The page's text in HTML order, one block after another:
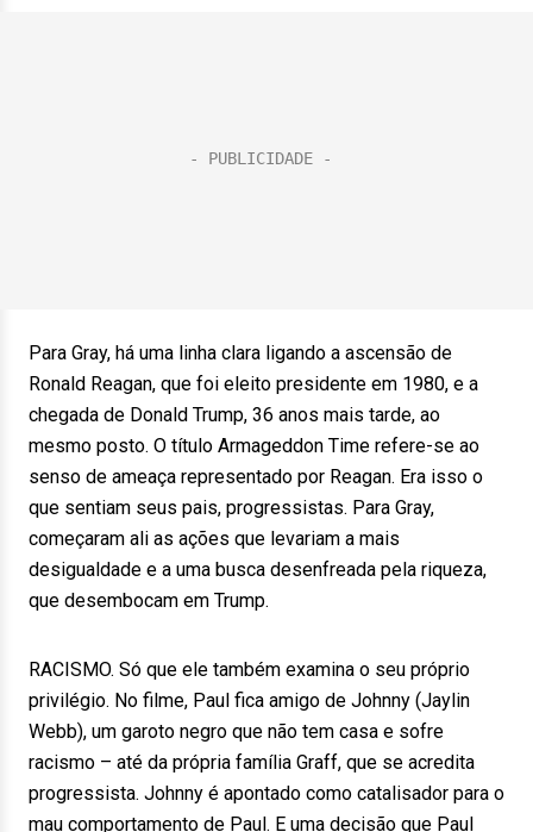
Para Gray, há uma linha clara ligando a ascensão de
Ronald Reagan, que foi eleito presidente em 1980, e a
chegada de Donald Trump, 36 anos mais tarde, ao
mesmo posto. O título Armageddon Time refere-se ao
senso de ameaça representado por Reagan. Era isso o
que sentiam seus pais, progressistas. Para Gray,
começaram ali as ações que levariam a mais
desigualdade e a uma busca desenfreada pela riqueza,
que desembocam em Trump.
RACISMO. Só que ele também examina o seu próprio
privilégio. No filme, Paul fica amigo de Johnny (Jaylin
Webb), um garoto negro que não tem casa e sofre
racismo – até da própria família Graff, que se acredita
progressista. Johnny é apontado como catalisador para o
mau comportamento de Paul. E uma decisão que Paul